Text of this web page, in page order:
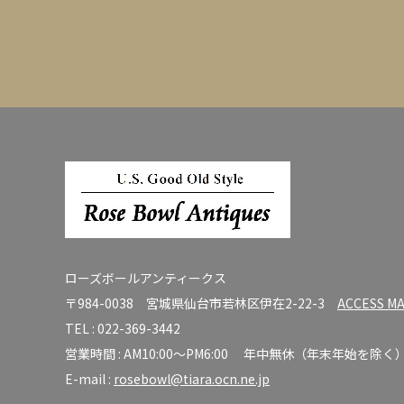
ローズボールアンティークス
〒984-0038 宮城県仙台市若林区伊在2-22-3 ACCESS
TEL : 022-369-3442
営業時間 : AM10:00～PM6:00 年中無休（年末年始を除く）
E-mail : rosebowl@tiara.ocn.ne.jp